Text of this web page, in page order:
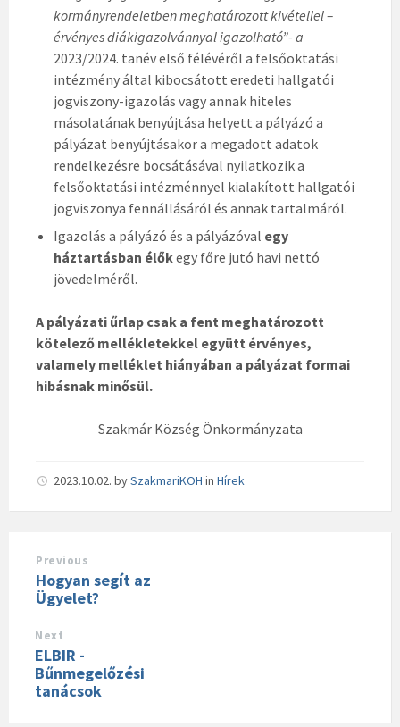
kormányrendeletben meghatározott kivétellel –
érvényes diákigazolvánnyal igazolható”- a
2023/2024. tanév első félévéről a felsőoktatási
intézmény által kibocsátott eredeti hallgatói
jogviszony-igazolás vagy annak hiteles
másolatának benyújtása helyett a pályázó a
pályázat benyújtásakor a megadott adatok
rendelkezésre bocsátásával nyilatkozik a
felsőoktatási intézménnyel kialakított hallgatói
jogviszonya fennállásáról és annak tartalmáról.
Igazolás a pályázó és a pályázóval egy
háztartásban élőkegy főre jutó havi nettó
jövedelméről.
A pályázati űrlap csak a fent meghatározott
kötelező mellékletekkel együtt érvényes,
valamely melléklet hiányában a pályázat formai
hibásnak minősül.
Szakmár Község Önkormányzata
2023.10.02. bySzakmariKOH in Hírek
Previous
Hogyan segít az
Ügyelet?
Next
ELBIR -
Bűnmegelőzési
tanácsok